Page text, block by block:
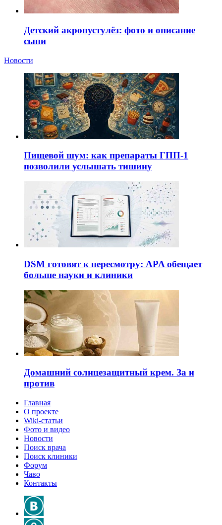
Детский акропустулёз: фото и описание
сыпи
Новости
Пищевой шум: как препараты ГПП-1
позволили услышать тишину
DSM готовят к пересмотру: APA обещает
больше науки и клиники
Домашний солнцезащитный крем. За и
против
Главная
О проекте
Wiki-статьи
Фото и видео
Новости
Поиск врача
Поиск клиники
Форум
Чаво
Контакты